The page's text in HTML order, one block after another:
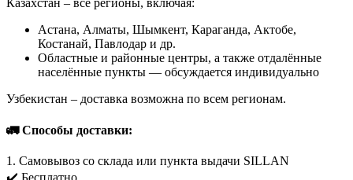
Казахстан – все регионы, включая:
Астана, Алматы, Шымкент, Караганда, Актобе,
Костанай, Павлодар и др.
Областные и районные центры, а также отдалённые
населённые пункты — обсуждается индивидуально
Узбекистан – доставка возможна по всем регионам.
🚛 Способы доставки:
1. Самовывоз со склада или пункта выдачи SILLAN